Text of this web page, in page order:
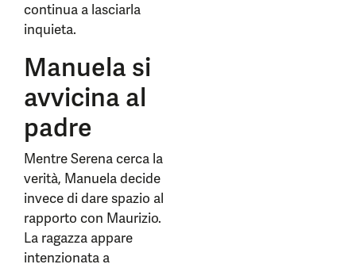
continua a lasciarla
inquieta.
Manuela si
avvicina al
padre
Mentre Serena cerca la
verità, Manuela decide
invece di dare spazio al
rapporto con Maurizio.
La ragazza appare
intenzionata a